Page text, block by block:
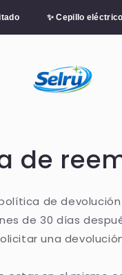
✨ Cepillo eléctrico
de
de
de 30 días
una